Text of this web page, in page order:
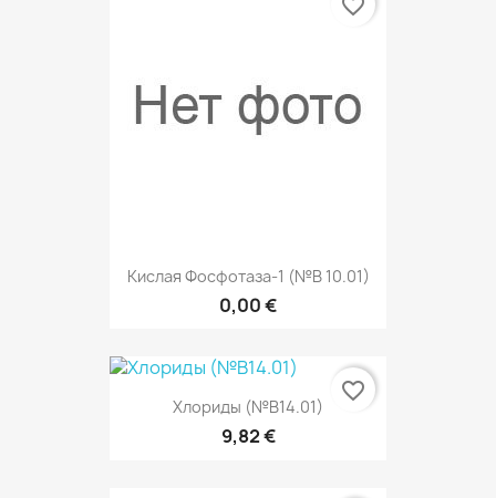
Кислая Фосфотаза-1 (№В 10.01)
0,00 €
favorite_border
Хлориды (№В14.01)
9,82 €
favorite_border